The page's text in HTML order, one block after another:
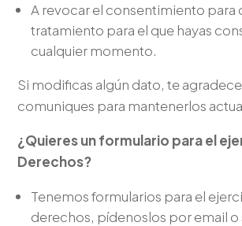
A revocar el consentimiento para
tratamiento para el que hayas
cualquier momento.
Si modificas algún dato, te
comuniques para mantenerlos
¿Quieres un formulario para el
Derechos?
Tenemos formularios para el
derechos, pídenoslos por email o